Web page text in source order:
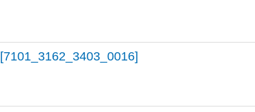
[7101_3162_3403_0016]